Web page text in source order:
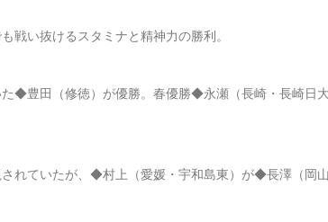
い抜けるスタミナと精神力の勝利。
◆豊田（修徳）が優勝。春優勝◆永瀬（長崎・長崎日
ていたが、◆村上（愛媛・宇和島東）が◆長澤（岡山